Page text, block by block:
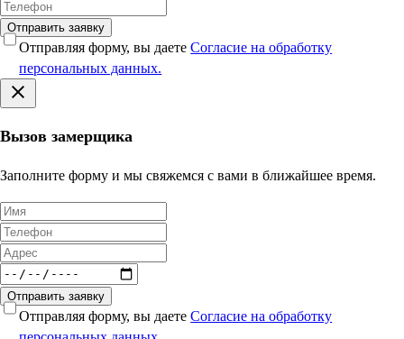
Отправить заявку
Отправляя форму, вы даетеСогласие на обработку
персональных данных.
Вызов замерщика
Заполните форму и мы свяжемся с вами в ближайшее время.
Отправить заявку
Отправляя форму, вы даетеСогласие на обработку